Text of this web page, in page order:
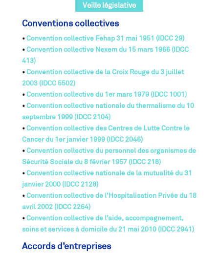
Veille législative
Conventions collectives
•Convention collective Fehap 31 mai 1951 (IDCC 29)
•Convention collective Nexem du 15 mars 1966 (IDCC
413)
•Convention collective de la Croix Rouge du 3 juillet
2003 (IDCC 5502)
•Convention collective du 1er mars 1979 (IDCC 1001)
•Convention collective nationale du thermalisme du 10
septembre 1999 (IDCC 2104)
•Convention collective des Centres de Lutte Contre le
Cancer du 1er janvier 1999 (IDCC 2046)
•Convention collective du personnel des organismes de
Sécurité Sociale du 8 février 1957 (IDCC 218)
•Convention collective nationale de la mutualité du 31
janvier 2000 (IDCC 2128)
•Convention collective de l’Hospitalisation Privée du 18
avril 2002 (IDCC 2264)
•Convention collective de l’aide, accompagnement,
soins et services à domicile du 21 mai 2010 (IDCC 2941)
Accords d’entreprises